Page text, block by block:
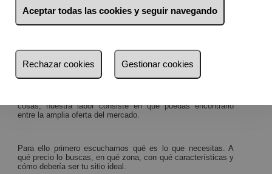
Te ayudamos a conseguir el inmueble que
mejor se adapta a ti
el ámbito de la gestión inmobiliaria, ofreciendo un
asesoramiento integral
diseñado para cada cliente según
cosas, nuestra labor consiste en que puedas encontrarlo
entre la amplia oferta del mercado.
Para ello primero escuchamos qué es lo que necesitas. A
qué precio lo buscas, en qué zona, con qué características y
cómo debería ser tu sitio ideal.
Aceptar todas las cookies y seguir navegando
Rechazar cookies Gestionar cookies